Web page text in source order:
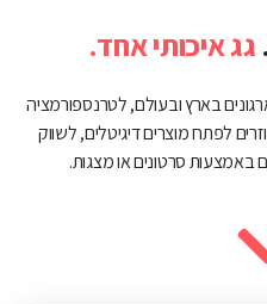
גג איכותי אחד.
וארגונים בארץ ובעולם, לטרנספורמציה
לפתח מוצרים דיגיטלים, לשווק
באמצעות סרטונים או מצגות.